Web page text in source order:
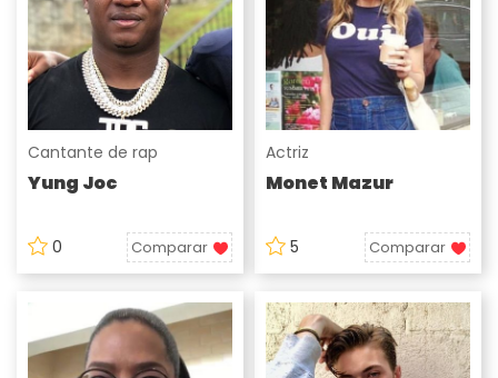
Cantante de rap
Yung Joc
0 Comparar
Actriz
Monet Mazur
5 Comparar